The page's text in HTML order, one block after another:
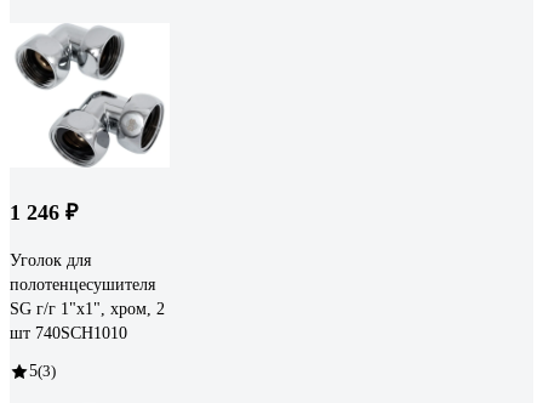
1 246 ₽
Уголок для
полотенцесушителя
SG г/г 1"х1", хром, 2
шт 740SCH1010
5(3)